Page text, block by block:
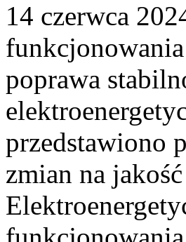
14 czerwca
poprawa
przedstawiono
zmian na